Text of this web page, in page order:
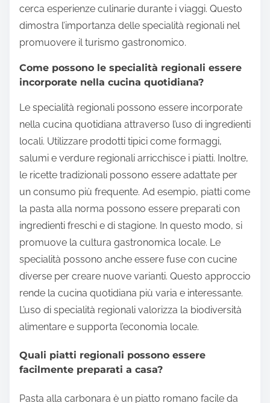
cerca esperienze culinarie durante i viaggi. Questo
dimostra l’importanza delle specialità regionali nel
promuovere il turismo gastronomico.
Come possono le specialità regionali essere
incorporate nella cucina quotidiana?
Le specialità regionali possono essere incorporate
nella cucina quotidiana attraverso l’uso di ingredienti
locali. Utilizzare prodotti tipici come formaggi,
salumi e verdure regionali arricchisce i piatti. Inoltre,
le ricette tradizionali possono essere adattate per
un consumo più frequente. Ad esempio, piatti come
la pasta alla norma possono essere preparati con
ingredienti freschi e di stagione. In questo modo, si
promuove la cultura gastronomica locale. Le
specialità possono anche essere fuse con cucine
diverse per creare nuove varianti. Questo approccio
rende la cucina quotidiana più varia e interessante.
L’uso di specialità regionali valorizza la biodiversità
alimentare e supporta l’economia locale.
Quali piatti regionali possono essere
facilmente preparati a casa?
Pasta alla carbonara è un piatto romano facile da